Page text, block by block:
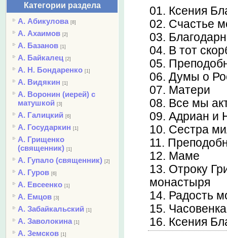
Категории раздела
А. Абикулова [8]
А. Ахаимов [2]
А. Базанов [1]
А. Байкалец [2]
А. Н. Бондаренко [1]
А. Видякин [1]
А. Воронин (иерей) с
матушкой [3]
А. Галицкий [6]
А. Государкин [1]
А. Грищенко
(священник) [1]
А. Гупало (священник) [2]
А. Гуров [6]
А. Евсеенко [1]
А. Емцов [3]
А. Забайкальский [1]
А. Заволокина [1]
А. Земсков [1]
01. Ксения
02. Счастье
03.
04. В тот
05.
06. Думы о
07. Матери
08. Все мы
09. Адриан и
10. Сестра
11.
12. Маме
13. Отроку
монастыря
14. Радость
15. Часовенка
16. Ксения